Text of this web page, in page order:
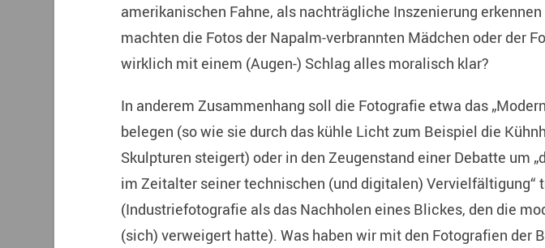
amerikanischen Fahne, als nachträgliche Inszenierung erkennen
machten die Fotos der Napalm-verbrannten Mädchen oder der
wirklich mit einem (Augen-) Schlag alles moralisch klar?
In anderem Zusammenhang soll die Fotografie etwa das
belegen (so wie sie durch das kühle Licht zum Beispiel die
Skulpturen steigert) oder in den Zeugenstand einer Debatte um
im Zeitalter seiner technischen (und digitalen) Vervielfältigung“
(Industriefotografie als das Nachholen eines Blickes, den die
(sich) verweigert hatte). Was haben wir mit den Fotografien der